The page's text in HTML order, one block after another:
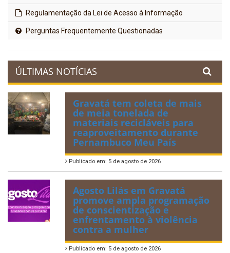
Regulamentação da Lei de Acesso à Informação
Perguntas Frequentemente Questionadas
ÚLTIMAS NOTÍCIAS
Gravatá tem coleta de mais
de meia tonelada de
materiais recicláveis para
reaproveitamento durante
Pernambuco Meu País
Publicado em: 5 de agosto de 2026
Agosto Lilás em Gravatá
promove ampla programação
de conscientização e
enfrentamento à violência
contra a mulher
Publicado em: 5 de agosto de 2026